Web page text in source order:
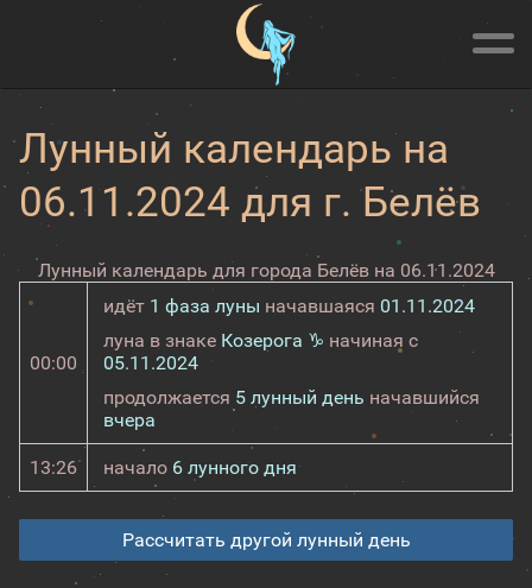
Лунный календарь на
06.11.2024 для г. Белёв
Лунный календарь для города Белёв на 06.11.2024
00:00
идёт 1 фаза луны начавшаяся 01.11.2024
луна в знаке Козерога ♑ начиная с
05.11.2024
продолжается 5 лунный день начавшийся
вчера
13:26 начало 6 лунного дня
Рассчитать другой лунный день